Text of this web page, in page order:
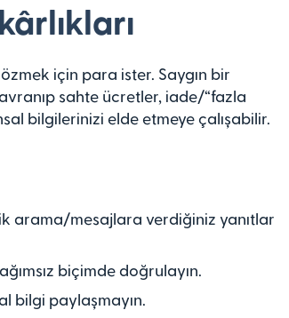
için para ister. Saygın bir
sahte ücretler, iade/“fazla
bilgilerinizi elde etmeye çalışabilir.
arama/mesajlara verdiğiniz yanıtlar
biçimde doğrulayın.
bilgi paylaşmayın.